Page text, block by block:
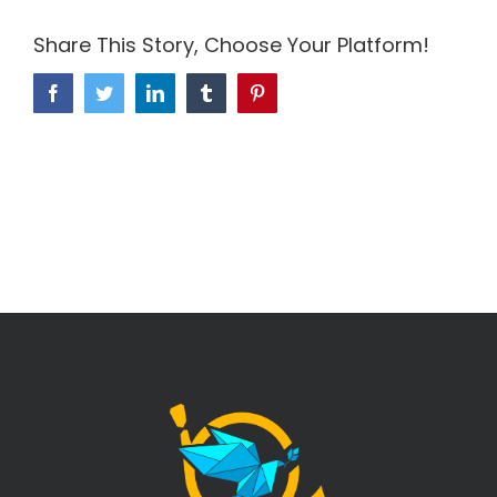
Share This Story, Choose Your Platform!
FacebookTwitterLinkedIn Tumblr